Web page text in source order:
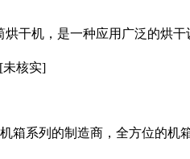
干机，是一种应用广泛的烘
[未核实]
箱系列的制造商，全方位的